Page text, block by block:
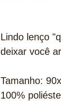
Lindo lenço
deixar você
Tamanho:
100%